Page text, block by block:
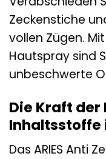
Zeckenstiche
vollen Zügen.
Hautspray sind
unbeschwerte
Die Kraft der
Inhaltsstoffe
Das ARIES Anti